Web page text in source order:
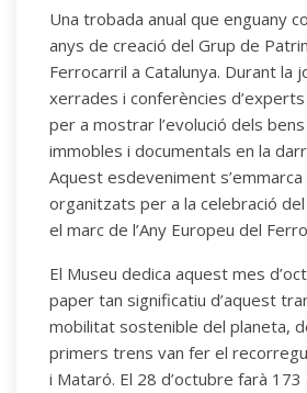
Una trobada anual que enguany
anys de creació del Grup de
Ferrocarril a Catalunya. Durant la
xerrades i conferències
per a mostrar l’evolució dels
immobles i documentals en la
Aquest esdeveniment
organitzats per a la celebració
el marc de l’Any Europeu del
El Museu dedica aquest mes
paper tan significatiu d’aquest
mobilitat sostenible del planeta,
primers trens van fer el
i Mataró. El 28 d’octubre farà 173